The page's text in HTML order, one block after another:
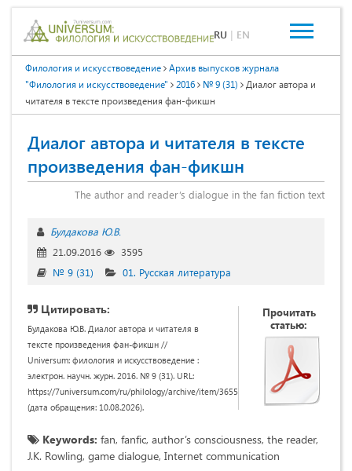
RU | EN
Филология и искусствоведение
Архив выпусков журнала
"Филология и искусствоведение"
2016 № 9 (31)
Диалог автора и
читателя в тексте произведения фан-фикшн
Диалог автора и читателя в тексте
произведения фан-фикшн
The author and reader’s dialogue in the fan fiction text
Булдакова Ю.В.
21.09.2016
3595
№ 9 (31)
01. Русская литература
Цитировать:
Булдакова Ю.В. Диалог автора и читателя в
тексте произведения фан-фикшн //
Universum: филология и искусствоведение :
электрон. научн. журн. 2016. № 9 (31). URL:
https://7universum.com/ru/philology/archive/item/3655
(дата обращения: 10.08.2026).
Прочитать
статью:
Keywords: fan, fanfic, author’s consciousness, the reader,
J.K. Rowling, game dialogue, Internet communication